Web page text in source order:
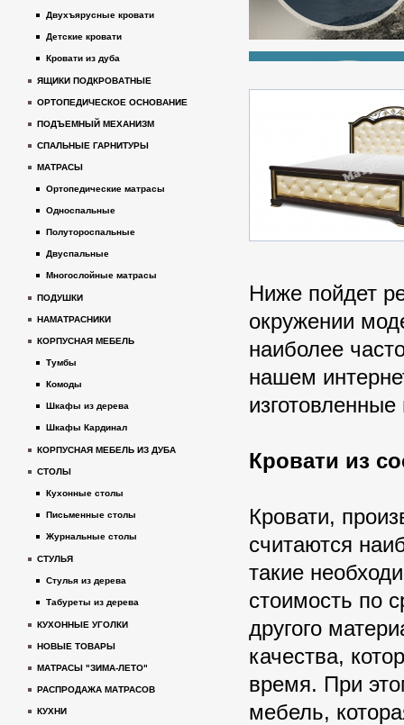
Ниже пойдет
окружении
наиболее
нашем
Кровати из
Кровати,
считаются
такие
стоимость по
другого
качества,
время. При
мебель,
Двухъярусные кровати
Детские кровати
Кровати из дуба
ЯЩИКИ ПОДКРОВАТНЫЕ
ОРТОПЕДИЧЕСКОЕ ОСНОВАНИЕ
ПОДЪЕМНЫЙ МЕХАНИЗМ
СПАЛЬНЫЕ ГАРНИТУРЫ
МАТРАСЫ
Ортопедические матрасы
Односпальные
Полутороспальные
Двуспальные
Многослойные матрасы
ПОДУШКИ
НАМАТРАСНИКИ
КОРПУСНАЯ МЕБЕЛЬ
Тумбы
Комоды
Шкафы из дерева
Шкафы Кардинал
КОРПУСНАЯ МЕБЕЛЬ ИЗ ДУБА
СТОЛЫ
Кухонные столы
Письменные столы
Журнальные столы
СТУЛЬЯ
Стулья из дерева
Табуреты из дерева
КУХОННЫЕ УГОЛКИ
НОВЫЕ ТОВАРЫ
МАТРАСЫ "ЗИМА-ЛЕТО"
РАСПРОДАЖА МАТРАСОВ
КУХНИ